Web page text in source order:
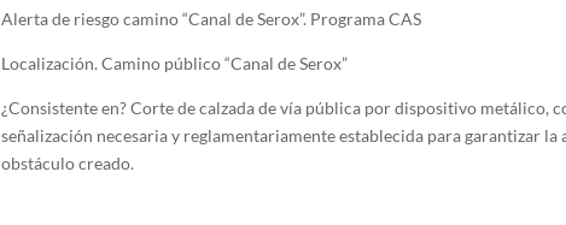
Alerta de riesgo camino “Canal de Serox”. Programa CAS
Localización. Camino público “Canal de Serox”
¿Consistente en? Corte de calzada de vía pública por dispositivo metálico,
señalización necesaria y reglamentariamente establecida para garantizar la
obstáculo creado.